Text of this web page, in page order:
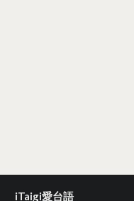
iTaigi愛台語